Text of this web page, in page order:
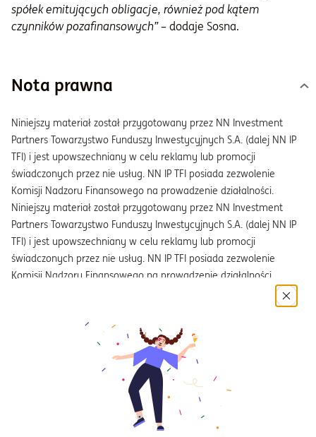
spółek emitujących obligacje, również pod kątem
czynników pozafinansowych”– dodaje Sosna.
Nota prawna
Niniejszy materiał został przygotowany przez NN Investment
Partners Towarzystwo Funduszy Inwestycyjnych S.A. (dalej NN IP
TFI) i jest upowszechniany w celu reklamy lub promocji
świadczonych przez nie usług. NN IP TFI posiada zezwolenie
Komisji Nadzoru Finansowego na prowadzenie działalności.
Niniejszy materiał został przygotowany przez NN Investment
Partners Towarzystwo Funduszy Inwestycyjnych S.A. (dalej NN IP
TFI) i jest upowszechniany w celu reklamy lub promocji
świadczonych przez nie usług. NN IP TFI posiada zezwolenie
Komisji Nadzoru Finansowego na prowadzenie działalności.
Przedstawione wyniki mają charakter historyczny (źródło: NN IP
Fundusze Inwestycyjne zarządzane przez NN IP TFI nie gwarantują
osiągnięcia celów inwestycyjnych funduszy i subfunduszy ani
uzyskania podobnych wyników w przyszłości. Inwestycje w
Fundusze Inwestycyjne zarządzane przez NN IP TFI są obarczone
ryzykiem inwestycyjnym, a Uczestnik musi liczyć się z istnieniem
możliwości utraty części zainwestowanych środków. Indywidualna
stopa zwrotu z inwestycji nie jest tożsama z wynikiem